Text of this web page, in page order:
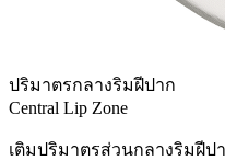
ปริมาตรกลางริมฝีปาก
Central Lip Zone
เติมปริมาตรส่วนกลางริมฝี